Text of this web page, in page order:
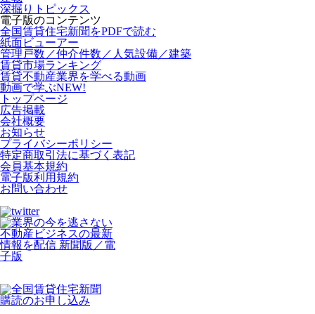
深掘りトピックス
電子版のコンテンツ
全国賃貸住宅新聞をPDFで読む
紙面ビューアー
管理戸数／仲介件数／人気設備／建築
賃貸市場ランキング
賃貸不動産業界を学べる動画
動画で学ぶNEW!
トップページ
広告掲載
会社概要
お知らせ
プライバシーポリシー
特定商取引法に基づく表記
会員基本規約
電子版利用規約
お問い合わせ